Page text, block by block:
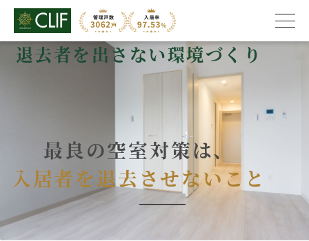
退去者を出さない環境づくり
最良の空室対策は、
入居者を退去させないこと
入居者満足度を高めることで長期入居（テナント